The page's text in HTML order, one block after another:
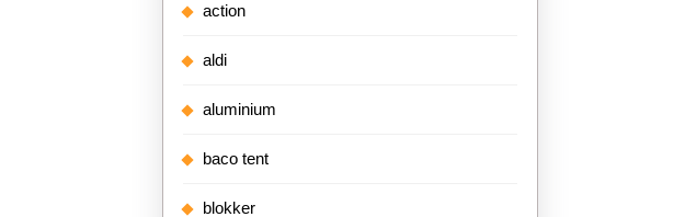
action
aldi
aluminium
baco tent
blokker